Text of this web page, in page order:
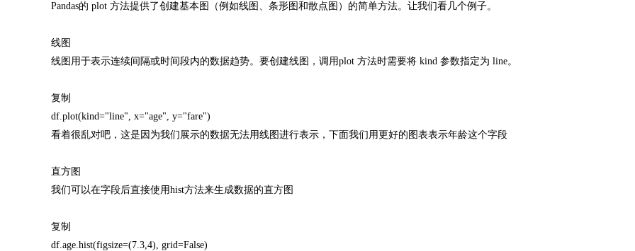
Pandas的 plot 方法提供了创建基本图（例如线图、条形图和散点图）的简单方法。让我们看几个例子。
线图
线图用于表示连续间隔或时间段内的数据趋势。要创建线图，调用plot 方法时需要将 kind 参数指定为 line。
复制
df.plot(kind="line", x="age", y="fare")
看着很乱对吧，这是因为我们展示的数据无法用线图进行表示，下面我们用更好的图表表示年龄这个字段
直方图
我们可以在字段后直接使用hist方法来生成数据的直方图
复制
df.age.hist(figsize=(7.3,4), grid=False)